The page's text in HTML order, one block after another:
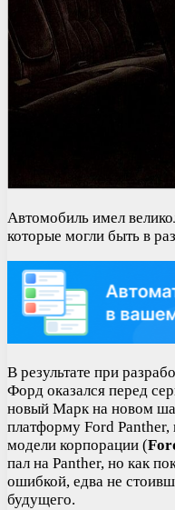
Автомобиль имел
которые могли быть в
В результате при
Форд оказался перед
новый Марк на новом
платформу Ford
модели корпорации (
пал на Panther, но как
ошибкой, едва не
будущего.